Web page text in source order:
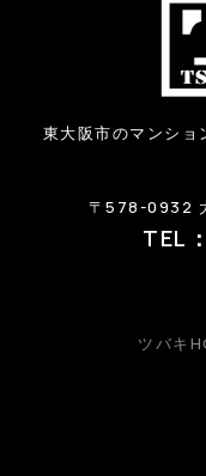
東大阪市のマンショ
〒578-0932
TEL
ツバキ